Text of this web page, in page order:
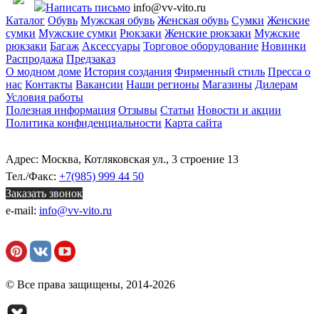
Написать письмо info@vv-vito.ru
Каталог Обувь Мужская обувь Женская обувь Сумки Женские
сумки Мужские сумки Рюкзаки Женские рюкзаки Мужские
рюкзаки Багаж Аксессуары Торговое оборудование Новинки
Распродажа Предзаказ
О модном доме История создания Фирменный стиль Пресса о
нас Контакты Вакансии Наши регионы Магазины Дилерам
Условия работы
Полезная информация Отзывы Статьи Новости и акции
Политика конфиденциальности Карта сайта
Адрес: Москва, Котляковская ул., 3 строение 13
Тел./Факс: +7(985) 999 44 50
Заказать звонок
e-mail: info@vv-vito.ru
© Все права защищены, 2014-2026